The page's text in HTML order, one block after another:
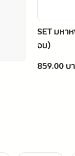
SET มหา
จบ)
859.00 บ